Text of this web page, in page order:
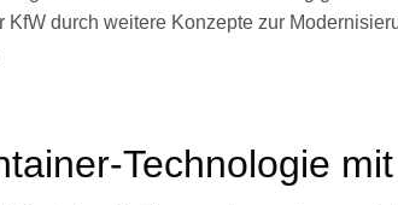
KfW durch weitere Konzepte zur
Technologie